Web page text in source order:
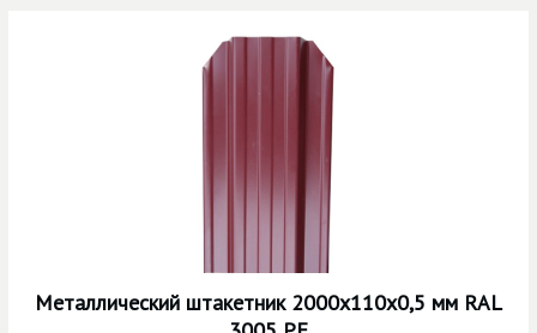
Металлический штакетник 2000х110х0,5 мм RAL